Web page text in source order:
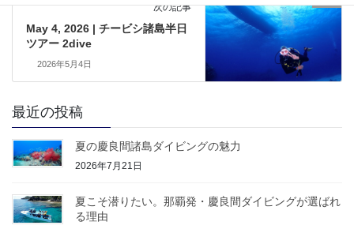
次の記事
May 4, 2026 | チービシ諸島半日
ツアー 2dive
2026年5月4日
最近の投稿
夏の慶良間諸島ダイビングの魅力
2026年7月21日
夏こそ潜りたい。那覇発・慶良間ダイビングが選ばれ
る理由